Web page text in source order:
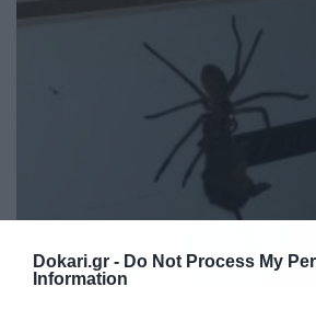
Dokari.gr - Do Not Process My
Information